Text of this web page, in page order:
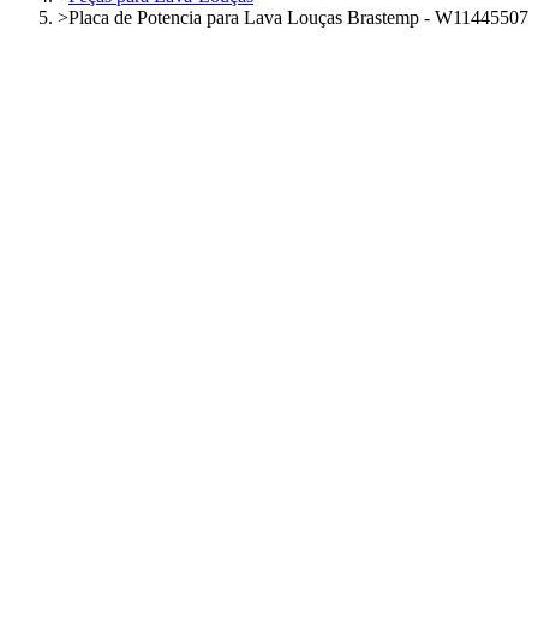
>Placa de Potencia para Lava Louças Brastemp - W11445507